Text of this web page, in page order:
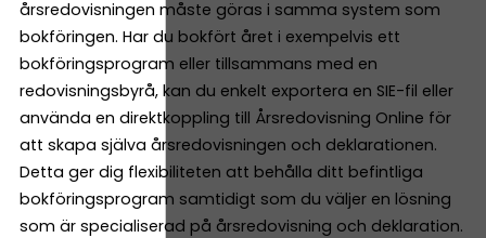
årsredovisningen måste göras i samma system som
bokföringen. Har du bokfört året i exempelvis ett
bokföringsprogram eller tillsammans med en
redovisningsbyrå, kan du enkelt exportera en SIE-fil eller
använda en direktkoppling till Årsredovisning Online för
att skapa själva årsredovisningen och deklarationen.
Detta ger dig flexibiliteten att behålla ditt befintliga
bokföringsprogram samtidigt som du väljer en lösning
som är specialiserad på årsredovisning och deklaration.